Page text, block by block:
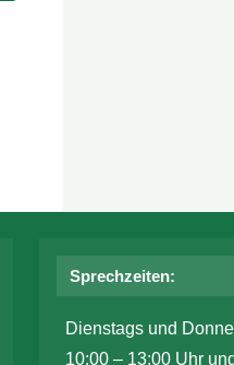
Sprechzeiten:
Dienstags und
10:00 – 13:00 Uhr